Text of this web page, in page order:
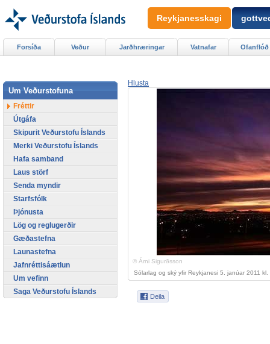
Hlusta
© Árni Sigurðsson
Sólarlag og ský yfir Reykjanesi 5. janúar 2011 kl.
Forsíða Veður Jarðhræringar Vatnafar Ofanflóð
Um Veðurstofuna
Fréttir
Útgáfa
Skipurit Veðurstofu Íslands
Merki Veðurstofu Íslands
Hafa samband
Laus störf
Senda myndir
Starfsfólk
Þjónusta
Lög og reglugerðir
Gæðastefna
Launastefna
Jafnréttisáætlun
Um vefinn
Saga Veðurstofu Íslands
Reykjanesskagi